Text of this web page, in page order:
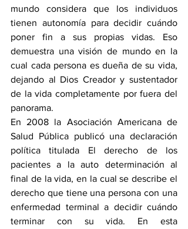
mundo considera que los individuos
tienen autonomía para decidir cuándo
poner fin a sus propias vidas. Eso
demuestra una visión de mundo en la
cual cada persona es dueña de su vida,
dejando al Dios Creador y sustentador
de la vida completamente por fuera del
panorama.
En 2008 la Asociación Americana de
Salud Pública publicó una declaración
política titulada El derecho de los
pacientes a la auto determinación al
final de la vida, en la cual se describe el
derecho que tiene una persona con una
enfermedad terminal a decidir cuándo
terminar con su vida. En esta